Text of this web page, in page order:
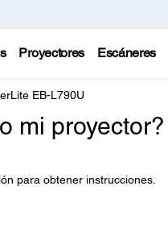
Proyectores Escáneres
EB-L790U
mi proyector?
para obtener instrucciones.